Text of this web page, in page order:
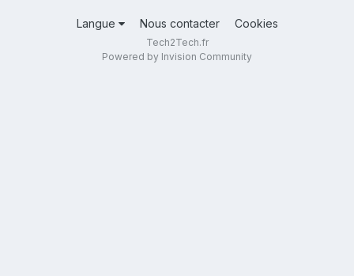
Langue Nous contacter Cookies
Tech2Tech.fr
Powered by Invision Community